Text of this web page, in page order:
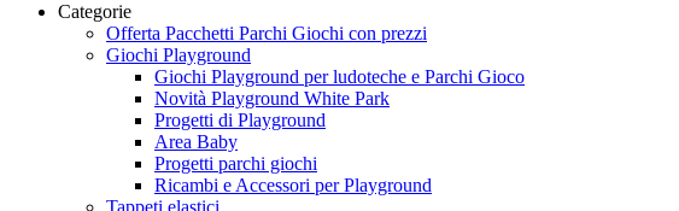
Categorie
Offerta Pacchetti Parchi Giochi con prezzi
Giochi Playground
Giochi Playground per ludoteche e Parchi Gioco
Novità Playground White Park
Progetti di Playground
Area Baby
Progetti parchi giochi
Ricambi e Accessori per Playground
Tappeti elastici